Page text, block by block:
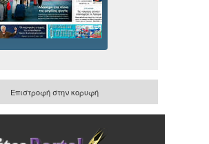
Επιστροφή στην κορυφή